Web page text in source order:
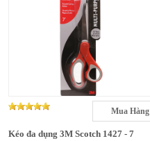
Mua Hàng
Kéo đa dụng 3M Scotch 1427 - 7